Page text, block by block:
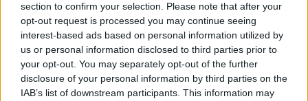
section to confirm your selection. Please note that after your
opt-out request is processed you may continue seeing
interest-based ads based on personal information utilized by
us or personal information disclosed to third parties prior to
your opt-out. You may separately opt-out of the further
disclosure of your personal information by third parties on the
IAB’s list of downstream participants. This information may
„Abszolút figyelmen
kívül hagyta minden
kérésem” – Ha már
háromszor kértél valamit
a pasidtól hiába, akkor
sajnos nem törődik veled
Csillagjegyek rangsora:
ők lesznek a
legszerencsésebbek 2026
nyarán